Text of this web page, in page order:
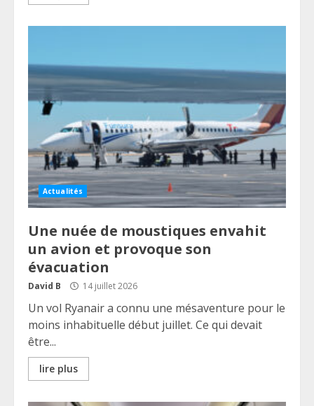
Actualités
Une nuée de moustiques envahit
un avion et provoque son
évacuation
David B 14 juillet 2026
Un vol Ryanair a connu une mésaventure pour le
moins inhabituelle début juillet. Ce qui devait
être...
lire plus